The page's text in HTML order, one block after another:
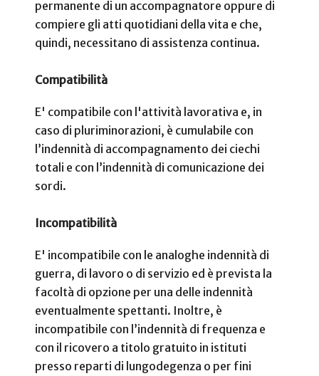
permanente di un accompagnatore oppure di
compiere gli atti quotidiani della vita e che,
quindi, necessitano di assistenza continua.
Compatibilità
E' compatibile con l'attività lavorativa e, in
caso di pluriminorazioni, è cumulabile con
l’indennità di accompagnamento dei ciechi
totali e con l’indennità di comunicazione dei
sordi.
Incompatibilità
E' incompatibile con le analoghe indennità di
guerra, di lavoro o di servizio ed è prevista la
facoltà di opzione per una delle indennità
eventualmente spettanti. Inoltre, è
incompatibile con l’indennità di frequenza e
con il ricovero a titolo gratuito in istituti
presso reparti di lungodegenza o per fini